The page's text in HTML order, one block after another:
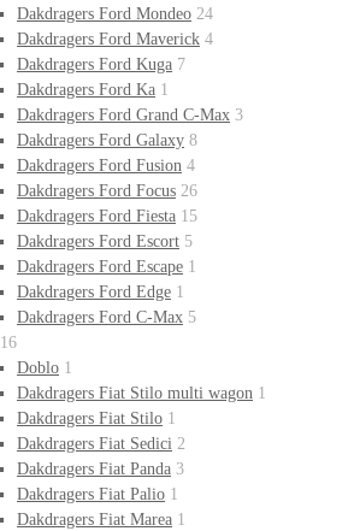
Dakdragers Ford Mondeo 24
Dakdragers Ford Maverick 4
Dakdragers Ford Kuga 7
Dakdragers Ford Ka 1
Dakdragers Ford Grand C-Max 3
Dakdragers Ford Galaxy 8
Dakdragers Ford Fusion 4
Dakdragers Ford Focus 26
Dakdragers Ford Fiesta 15
Dakdragers Ford Escort 5
Dakdragers Ford Escape 1
Dakdragers Ford Edge 1
Dakdragers Ford C-Max 5
16
Doblo 1
Dakdragers Fiat Stilo multi wagon 1
Dakdragers Fiat Stilo 1
Dakdragers Fiat Sedici 2
Dakdragers Fiat Panda 3
Dakdragers Fiat Palio 1
Dakdragers Fiat Marea 1